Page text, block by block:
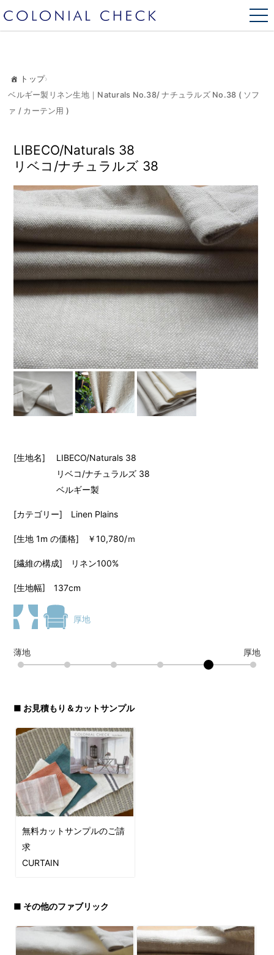
トップ›
ベルギー製リネン生地｜Naturals No.38/ ナチュラルズ No.38 ( ソフ
ァ / カーテン用 )
LIBECO/Naturals 38
リベコ/ナチュラルズ 38
[生地名] LIBECO/Naturals 38
リベコ/ナチュラルズ 38
ベルギー製
[カテゴリー] Linen Plains
[生地 1m の価格] ￥10,780/ｍ
[繊維の構成] リネン100%
[生地幅] 137cm
厚地
薄地 厚地
■ お見積もり＆カットサンプル
無料カットサンプルのご請
求
CURTAIN
■ その他のファブリック